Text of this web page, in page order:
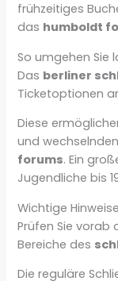
frühzeitiges
das humboldt
So umgehen Sie
Das berliner
Ticketoptionen
Diese
und
forums. Ein
Jugendliche bis
Wichtige
Prüfen Sie vorab
Bereiche des
Die reguläre